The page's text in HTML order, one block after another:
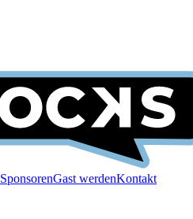
SponsorenGast werdenKontakt